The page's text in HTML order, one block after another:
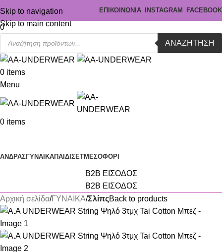
Skip to navigation
Skip to main content
ΕΠΙΚΟΙΝΩΝΙΑ INSTAGRAM FACEBOOK
0
ΑΝΑΖΉΤΗΣΗ
0 items
Menu
0 items
ΑΝΔΡΑΣΓΥΝΑΙΚΑΠΑΙΔΙ ΣΕΤΜΕΣΟΦΟΡΙ
B2B ΕΙΣΟΔΟΣ
B2B ΕΙΣΟΔΟΣ
Αρχική σελίδα ΓΥΝΑΙΚΑ ΣλίπςBack to products